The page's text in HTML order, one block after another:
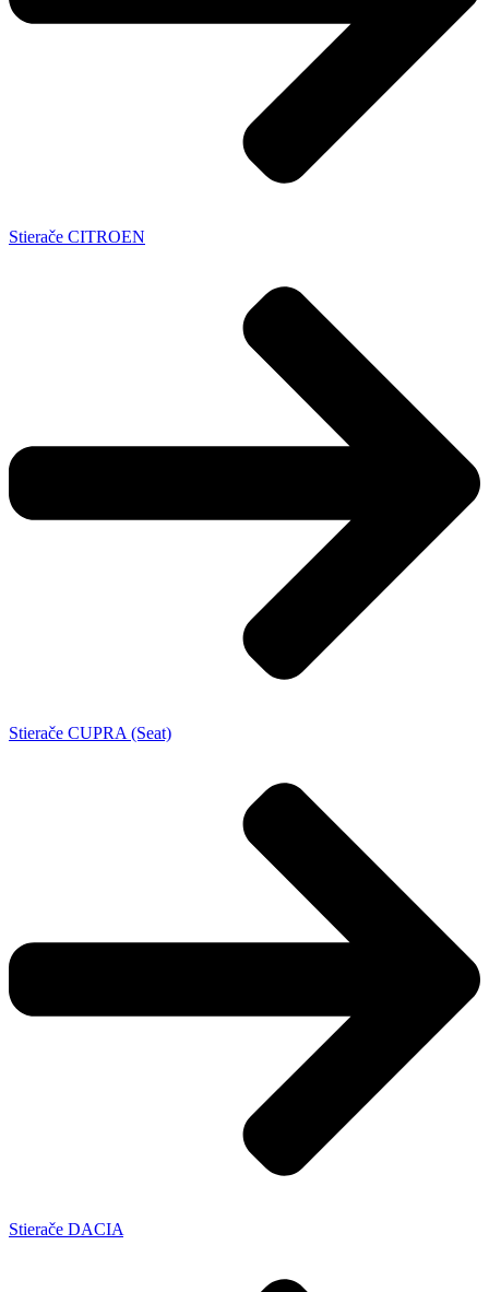
Stierače CITROEN
Stierače CUPRA (Seat)
Stierače DACIA